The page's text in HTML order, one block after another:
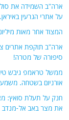
ארה"ב השמידה את
על אתרי הגרעין באיראן.
המצוד אחר מאות
ארה"ב תוקפת אתרים
סיפורה של מטרה!
ממשל טראמפ גיבש
אורניום בשטחה.
חנק על תעלת סואץ:
את מצר באב אל-מנדב